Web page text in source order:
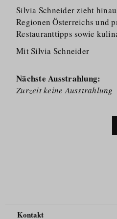
Silvia Schneider zieht
Regionen Österreichs und
Restauranttipps sowie
Mit Silvia Schneider
Nächste Ausstrahlung:
Zurzeit keine Ausstrahlung
Kontakt